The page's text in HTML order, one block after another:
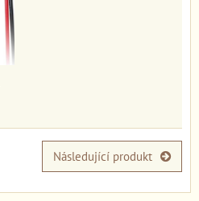
Následující produkt